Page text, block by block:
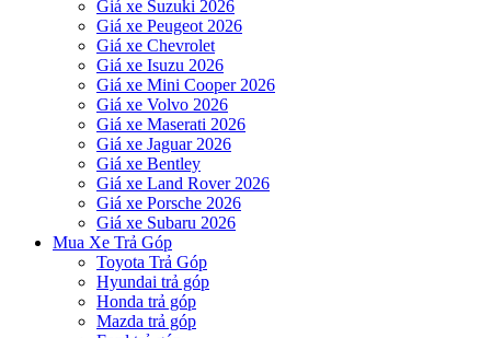
Giá xe Suzuki 2026
Giá xe Peugeot 2026
Giá xe Chevrolet
Giá xe Isuzu 2026
Giá xe Mini Cooper 2026
Giá xe Volvo 2026
Giá xe Maserati 2026
Giá xe Jaguar 2026
Giá xe Bentley
Giá xe Land Rover 2026
Giá xe Porsche 2026
Giá xe Subaru 2026
Mua Xe Trả Góp
Toyota Trả Góp
Hyundai trả góp
Honda trả góp
Mazda trả góp